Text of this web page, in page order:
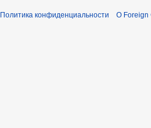
Политика конфиденциальности О Foreign